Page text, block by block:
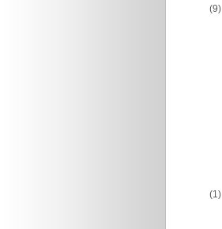
(9)
(1)